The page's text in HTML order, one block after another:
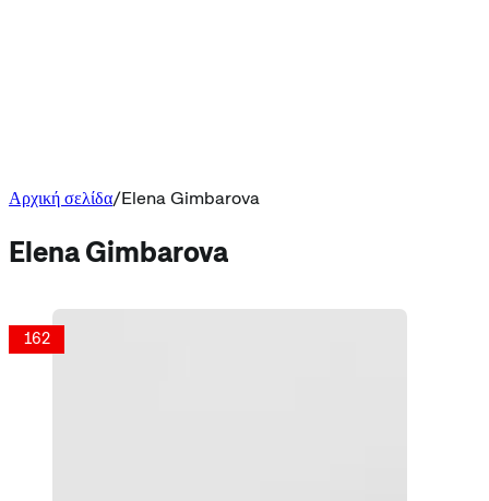
Αρχική σελίδα Elena Gimbarova
Elena Gimbarova
162